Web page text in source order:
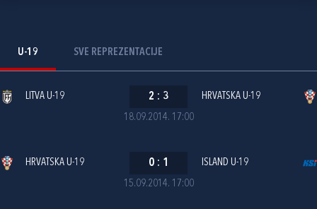
U-19 SVE REPREZENTACIJE
18.09.2014. 17:00
LITVA U-19 2 : 3 HRVATSKA U-19
15.09.2014. 17:00
HRVATSKA U-19 0 : 1 ISLAND U-19